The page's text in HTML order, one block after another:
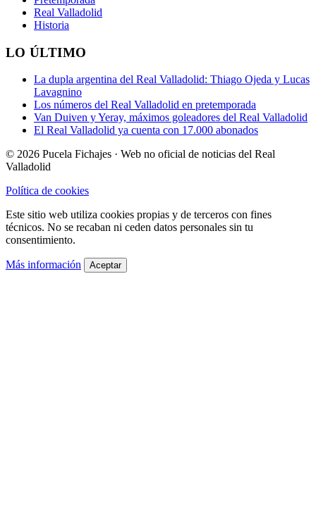
Real Valladolid
Historia
LO ÚLTIMO
La dupla argentina del Real Valladolid: Thiago Ojeda y Lucas
Lavagnino
Los números del Real Valladolid en pretemporada
Van Duiven y Yeray, máximos goleadores del Real Valladolid
El Real Valladolid ya cuenta con 17.000 abonados
© 2026 Pucela Fichajes · Web no oficial de noticias del Real
Valladolid
Política de cookies
Este sitio web utiliza cookies propias y de terceros con fines
técnicos. No se recaban ni ceden datos personales sin tu
consentimiento.
Más información Aceptar